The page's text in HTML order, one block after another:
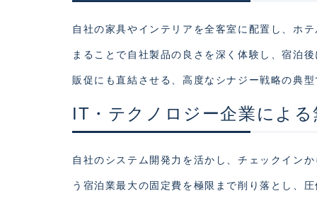
自社の家具やインテリアを全客室に配置し、ホ
まることで自社製品の良さを深く体験し、宿泊
販促にも直結させる、高度なシナジー戦略の典
IT・テクノロジー企業によ
自社のシステム開発力を活かし、チェックイン
う宿泊業最大の固定費を極限まで削り落とし、